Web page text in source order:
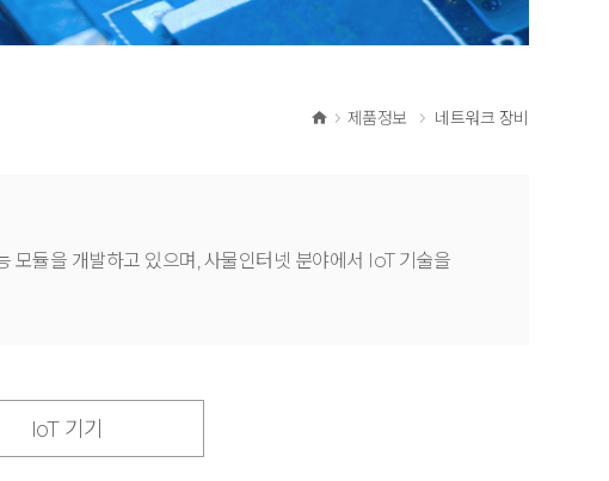
제품정보 네트워크 장비
듈을 개발하고 있으며, 사물인터넷 분야에서 IoT 기술을
IoT 기기